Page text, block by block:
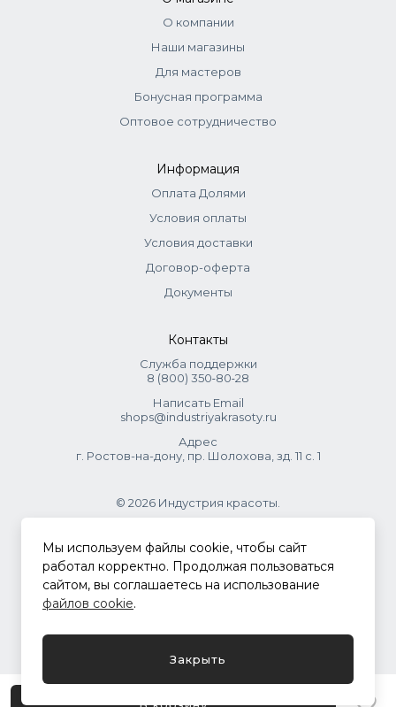
В корзину
О компании
Наши магазины
Для мастеров
Бонусная программа
Оптовое сотрудничество
Информация
Оплата Долями
Условия оплаты
Условия доставки
Договор-оферта
Документы
Контакты
Служба поддержки
8 (800) 350‑80‑28
Написать Email
shops@industriyakrasoty.ru
Адрес
г. Ростов-на-дону, пр. Шолохова, зд. 11 с. 1
© 2026 Индустрия красоты.
.
Политика конфиденциальности
Мы используем файлы cookie, чтобы сайт
работал корректно. Продолжая пользоваться
сайтом, вы соглашаетесь на использование
файлов cookie.
Закрыть